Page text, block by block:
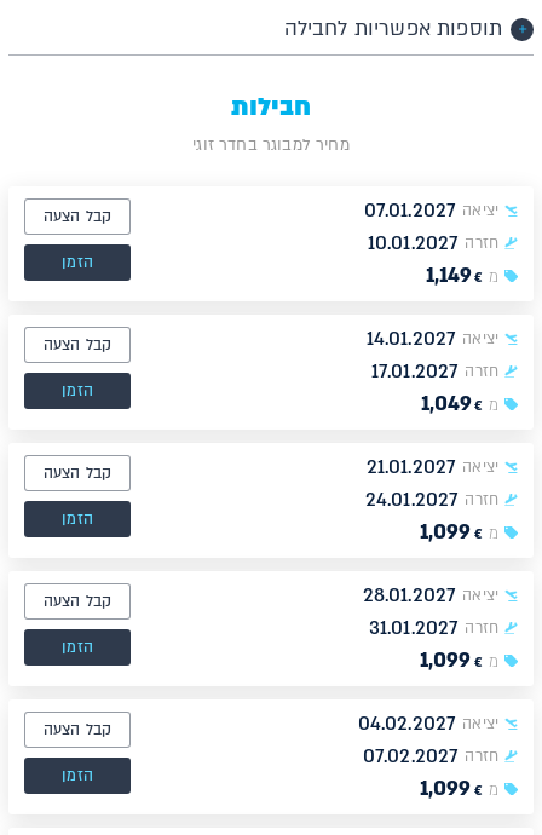
תוספות אפשריות לחבילה
חבילות
מחיר למבוגר בחדר זוגי
יציאה 07.01.2027
חזרה 10.01.2027
מ 1,149 €
קבל הצעה
הזמן
יציאה 14.01.2027
חזרה 17.01.2027
מ 1,049 €
קבל הצעה
הזמן
יציאה 21.01.2027
חזרה 24.01.2027
מ 1,099 €
קבל הצעה
הזמן
יציאה 28.01.2027
חזרה 31.01.2027
מ 1,099 €
קבל הצעה
הזמן
יציאה 04.02.2027
חזרה 07.02.2027
מ 1,099 €
קבל הצעה
הזמן